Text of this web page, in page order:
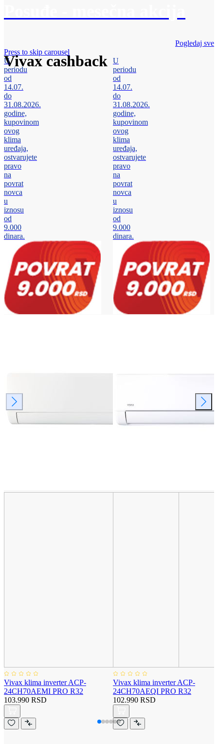
Vivax cashback
Pogledaj sve
Press to skip carousel
U
periodu
od
14.07.
do
31.08.2026.
godine,
kupovinom
ovog
klima
uređaja,
ostvarujete
pravo
na
povrat
novca
u
iznosu
od
9.000
dinara.
Vivax klima inverter ACP-
24CH70AEMI PRO R32
103.990 RSD
U
periodu
od
14.07.
do
31.08.2026.
godine,
kupovinom
ovog
klima
uređaja,
ostvarujete
pravo
na
povrat
novca
u
iznosu
od
9.000
dinara.
Vivax klima inverter ACP-
24CH70AEQI PRO R32
102.990 RSD